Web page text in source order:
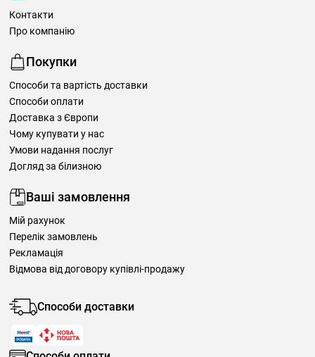
Контакти
Про компанію
Покупки
Способи та вартість доставки
Способи оплати
Доставка з Європи
Чому купувати у нас
Умови надання послуг
Догляд за білизною
Ваші замовлення
Мій рахунок
Перелік замовлень
Рекламація
Відмова від договору купівлі-продажу
Способи доставки